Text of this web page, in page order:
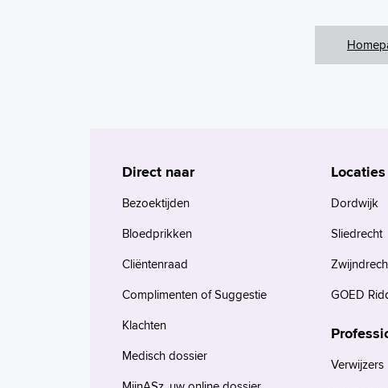
Direct naar
Bezoektijden
Bloedprikken
Cliëntenraad
Complimenten of Suggestie
Klachten
Medisch dossier
Locaties
Dordwijk
Sliedrecht
GOED
Verwijzers